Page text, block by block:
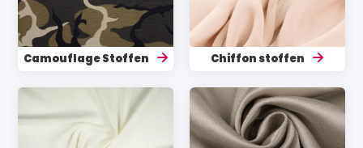
Camouflage Stoffen Chiffon stoffen